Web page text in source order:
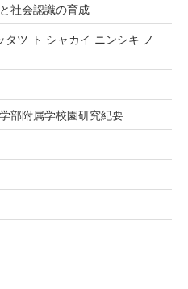
社会認識の育成
タツ ト シャカイ ニンシキ ノ
部附属学校園研究紀要